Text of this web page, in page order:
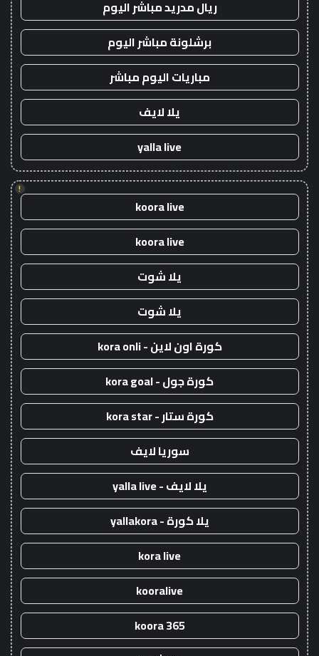
ريال مدريد مباشر اليوم
برشلونة مباشر اليوم
مباريات اليوم مباشر
يلا لايف
yalla live
!
koora live
koora live
يلا شوت
يلا شوت
كورة اون لاين - kora onli
كورة جول - kora goal
كورة ستار - kora star
سوريا لايف
يلا لايف - yalla live
يلا كورة - yallakora
kora live
kooralive
koora 365